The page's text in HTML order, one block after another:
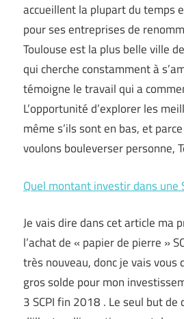
accueillent la plupart du temps
pour ses entreprises de
Toulouse est la plus belle ville
qui cherche constamment à
témoigne le travail qui a
L’opportunité d’explorer les
même s’ils sont en bas, et
voulons bouleverser personne,
Quel montant investir dans une
Je vais dire dans cet article ma
l’achat de « papier de pierre »
très nouveau, donc je vais vous
gros solde pour mon
3 SCPI fin 2018 . Le seul but